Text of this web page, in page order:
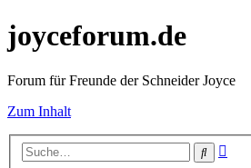
joyceforum.de
Forum für Freunde der Schneider Joyce
Zum Inhalt
Suche